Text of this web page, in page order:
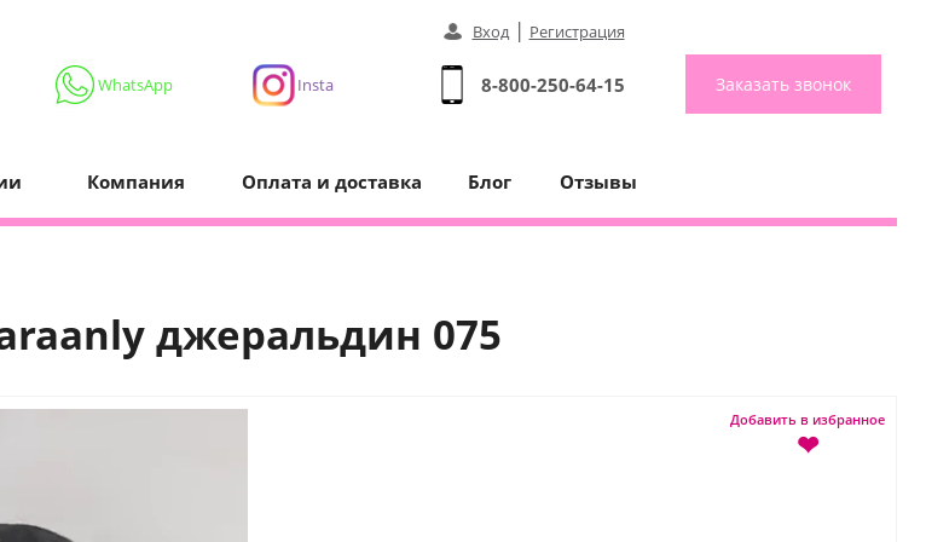
WhatsApp Insta 8-800-250-64-15
Вход| Регистрация
Заказать звонок
Компания Оплата и доставка Блог Отзывы
джеральдин 075
Добавить в избранное
❤